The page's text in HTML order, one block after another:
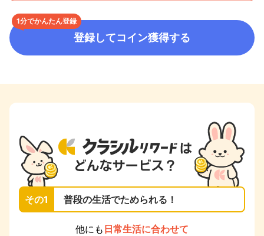
1分でかんたん登録
登録してコイン獲得する
その1 普段の生活でためられる！
他にも 日常生活に合わせて